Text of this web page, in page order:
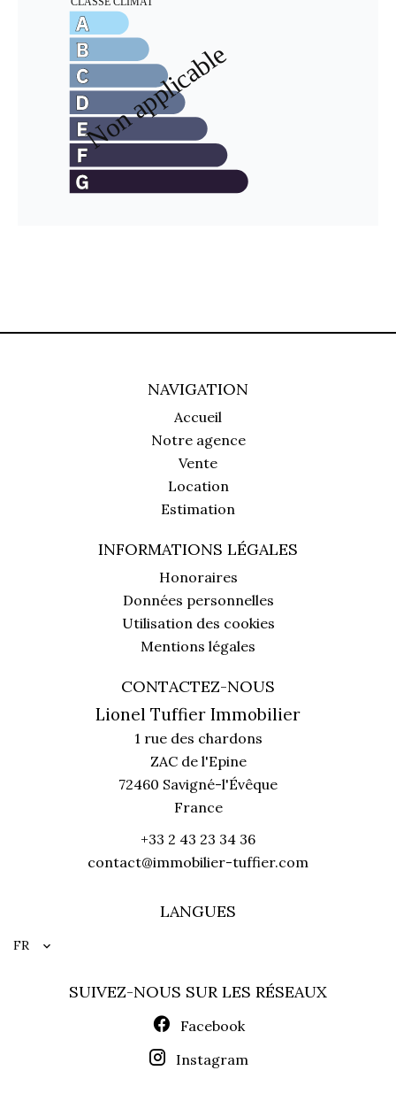
NAVIGATION
Accueil
Notre agence
Vente
Location
Estimation
INFORMATIONS LÉGALES
Honoraires
Données personnelles
Utilisation des cookies
Mentions légales
CONTACTEZ-NOUS
Lionel Tuffier Immobilier
1 rue des chardons
ZAC de l'Epine
72460 Savigné-l'Évêque
France
+33 2 43 23 34 36
contact@immobilier-tuffier.com
LANGUES
FR
SUIVEZ-NOUS SUR LES RÉSEAUX
Facebook
Instagram